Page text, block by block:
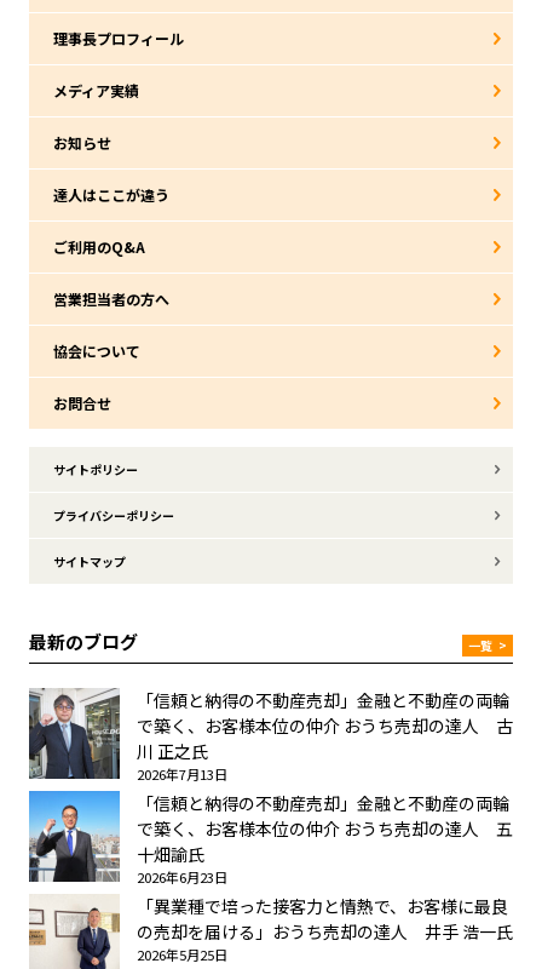
理事長プロフィール
メディア実績
お知らせ
達人はここが違う
ご利用のQ&A
営業担当者の方へ
協会について
お問合せ
サイトポリシー
プライバシーポリシー
サイトマップ
最新のブログ 一覧 >
「信頼と納得の不動産売却」金融と不動産の両輪
で築く、お客様本位の仲介 おうち売却の達人 古
川 正之氏
2026年7月13日
「信頼と納得の不動産売却」金融と不動産の両輪
で築く、お客様本位の仲介 おうち売却の達人 五
十畑諭氏
2026年6月23日
「異業種で培った接客力と情熱で、お客様に最良
の売却を届ける」おうち売却の達人 井手 浩一氏
2026年5月25日